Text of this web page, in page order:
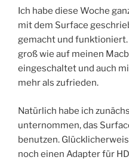
Ich habe diese Woche
mit dem Surface
gemacht und
groß wie auf meinen
eingeschaltet und auch
mehr als zufrieden.
Natürlich habe ich
unternommen, das
benutzen.
noch einen Adapter für